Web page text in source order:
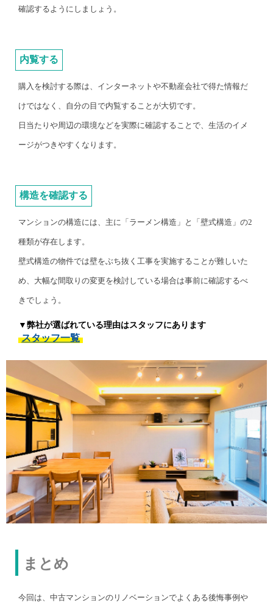
確認するようにしましょう。
内覧する
購入を検討する際は、インターネットや不動産会社で得た情報だ
けではなく、自分の目で内覧することが大切です。
日当たりや周辺の環境などを実際に確認することで、生活のイメ
ージがつきやすくなります。
構造を確認する
マンションの構造には、主に「ラーメン構造」と「壁式構造」の2
種類が存在します。
壁式構造の物件では壁をぶち抜く工事を実施することが難しいた
め、大幅な間取りの変更を検討している場合は事前に確認するべ
きでしょう。
▼弊社が選ばれている理由はスタッフにあります
スタッフ一覧
まとめ
今回は、中古マンションのリノベーションでよくある後悔事例や